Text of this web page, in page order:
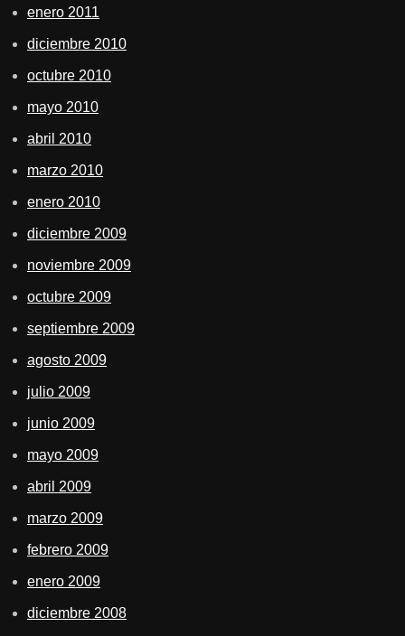
enero 2011
diciembre 2010
octubre 2010
mayo 2010
abril 2010
marzo 2010
enero 2010
diciembre 2009
noviembre 2009
octubre 2009
septiembre 2009
agosto 2009
julio 2009
junio 2009
mayo 2009
abril 2009
marzo 2009
febrero 2009
enero 2009
diciembre 2008